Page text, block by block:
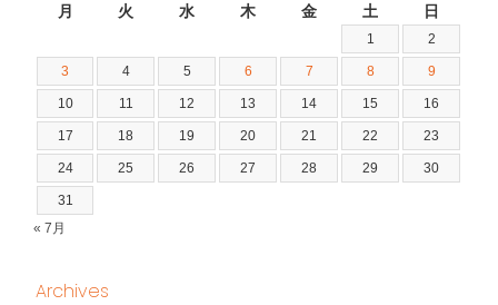
月 火 水 木 金 土 日
1 2
3 4 5 6 7 8 9
10 11 12 13 14 15 16
17 18 19 20 21 22 23
24 25 26 27 28 29 30
31
« 7月
Archives